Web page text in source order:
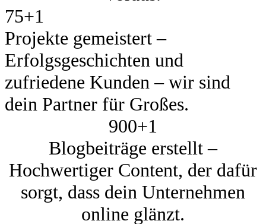
75+1
Projekte gemeistert –
Erfolgsgeschichten und
zufriedene Kunden – wir sind
dein Partner für Großes.
900+1
Blogbeiträge erstellt –
Hochwertiger Content, der dafür
sorgt, dass dein Unternehmen
online glänzt.